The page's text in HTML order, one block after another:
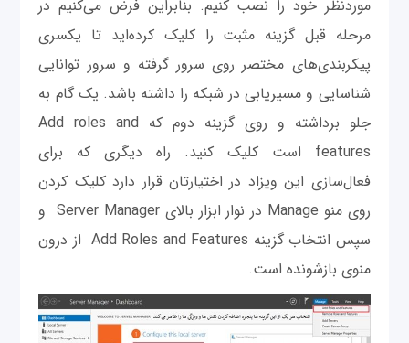
موردنظر خود را نصب کنیم. بنابراین فرض می‌کنیم در
مرحله قبل گزینه مثبت را کلیک کرده‌اید تا یکسری
پیکربندی‌های مختصر روی سرور گرفته و سرور توانایی
شناسایی و مسیریابی در شبکه را داشته باشد. یک گام به
جلو برداشته و روی گزینه دوم که Add roles and
features است کلیک کنید. راه دیگری که برای
فعال‌سازی این ویزاد در اختیارتان قرار دارد کلیک کردن
روی منو Manage در نوار ابزار بالای Server Manager و
سپس انتخاب گزینه Add Roles and Features از درون
منوی بازشونده است.